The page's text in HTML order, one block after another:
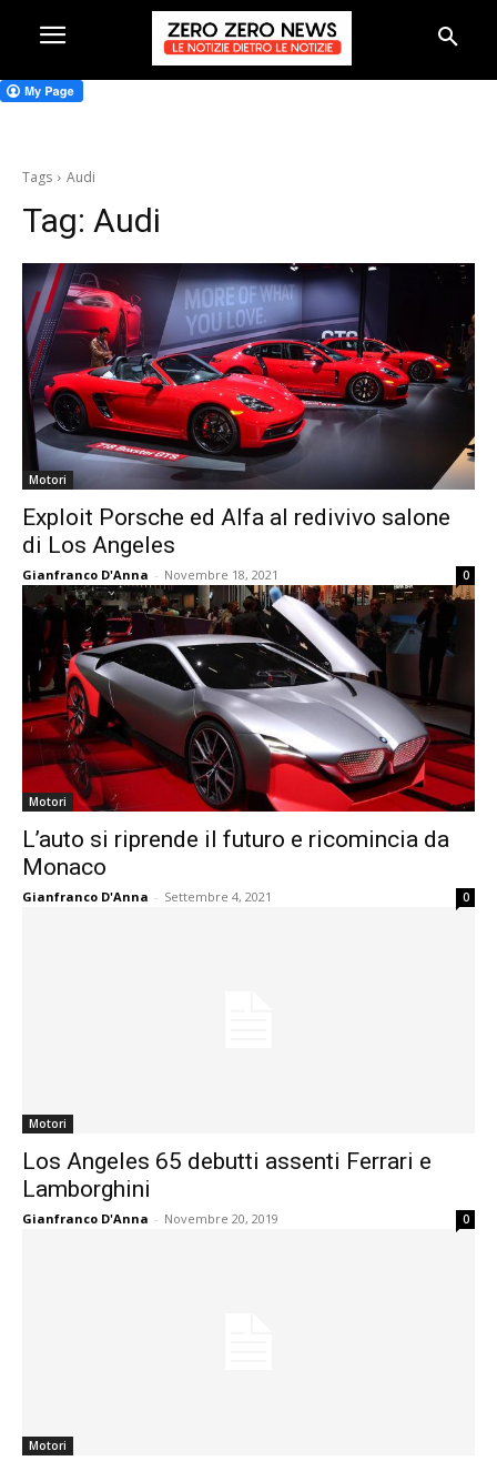
Tags Audi
Tag: Audi
Motori
Exploit Porsche ed Alfa al redivivo salone
di Los Angeles
Gianfranco D'Anna - Novembre 18, 2021 0
Motori
L’auto si riprende il futuro e ricomincia da
Monaco
Gianfranco D'Anna - Settembre 4, 2021 0
Motori
Los Angeles 65 debutti assenti Ferrari e
Lamborghini
Gianfranco D'Anna - Novembre 20, 2019 0
Motori